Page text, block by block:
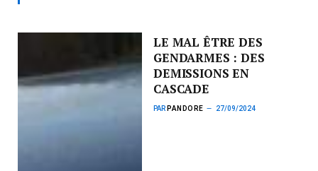
LE MAL ÊTRE DES
GENDARMES : DES
DEMISSIONS EN
CASCADE
PAR PANDORE 27/09/2024